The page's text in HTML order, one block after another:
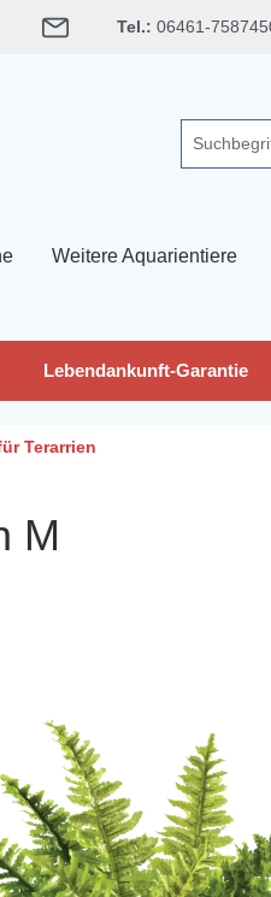
Tel.: 06461-
Weitere Aquarientiere
Lebendankunft-Garantie
Terarrien
M